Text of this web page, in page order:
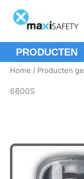
naar
inhoud
PRODUCTEN
Home / Producten
6800S